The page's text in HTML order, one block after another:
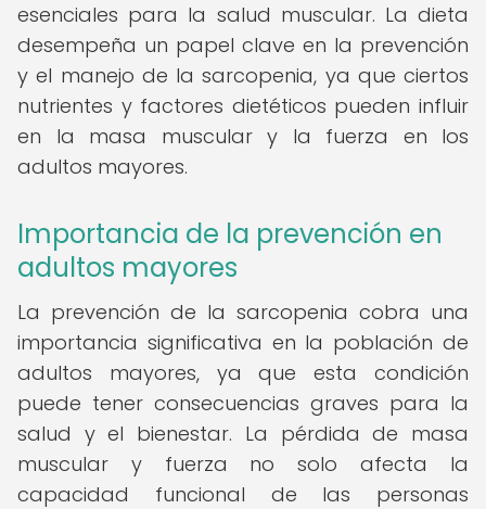
esenciales para la salud muscular. La dieta
desempeña un papel clave en la prevención
y el manejo de la sarcopenia, ya que ciertos
nutrientes y factores dietéticos pueden influir
en la masa muscular y la fuerza en los
adultos mayores.
Importancia de la prevención en
adultos mayores
La prevención de la sarcopenia cobra una
importancia significativa en la población de
adultos mayores, ya que esta condición
puede tener consecuencias graves para la
salud y el bienestar. La pérdida de masa
muscular y fuerza no solo afecta la
capacidad funcional de las personas